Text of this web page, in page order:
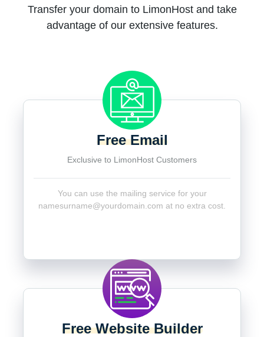
Transfer your domain to LimonHost and take
advantage of our extensive features.
Free Email
Exclusive to LimonHost Customers
You can use the mailing service for your
namesurname@yourdomain.com at no extra cost.
Free Website Builder